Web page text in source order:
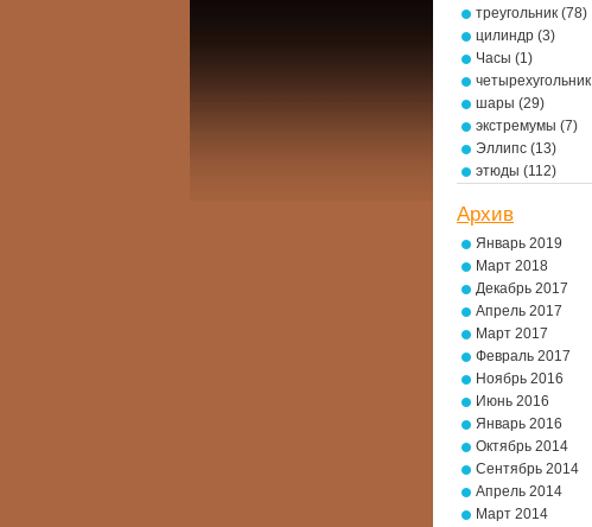
треугольник (78)
цилиндр (3)
Часы (1)
четырехугольник
шары (29)
экстремумы (7)
Эллипс (13)
этюды (112)
Архив
Январь 2019
Март 2018
Декабрь 2017
Апрель 2017
Март 2017
Февраль 2017
Ноябрь 2016
Июнь 2016
Январь 2016
Октябрь 2014
Сентябрь 2014
Апрель 2014
Март 2014